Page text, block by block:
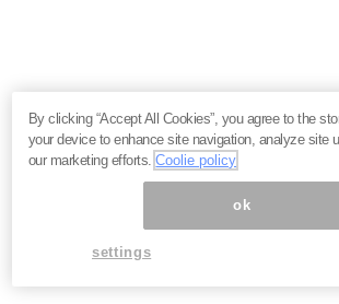
By clicking “Accept All Cookies”, you agree to the
your device to enhance site navigation, analyze site
our marketing efforts.Coolie policy
ok
settings